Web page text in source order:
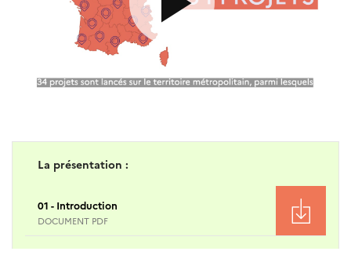
La présentation :
01 - Introduction
DOCUMENT PDF